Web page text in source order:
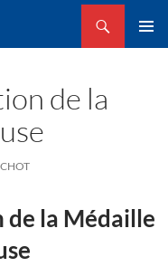
de la
de la Médaille